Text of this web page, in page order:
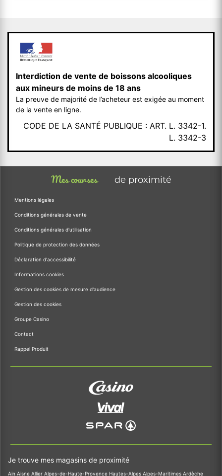
Interdiction de vente de boissons alcooliques
aux mineurs de moins de 18 ans
La preuve de majorité de l’acheteur est exigée au moment
de la vente en ligne.
CODE DE LA SANTÉ PUBLIQUE : ART. L. 3342-1.
L. 3342-3
Mes courses de proximité
Mentions légales
Conditions générales de vente
Conditions générales d'utilisation
Politique de protection des données
Déclaration d'accessibilité
Informations cookies
Gestion des cookies de mesure d'audience
Gestion des cookies
Groupe Casino
Contact
Rappel Produit
Je trouve mes magasins de proximité
Ain Aisne Allier Alpes-de-Haute-Provence Hautes-Alpes Alpes-Maritimes Ardèche